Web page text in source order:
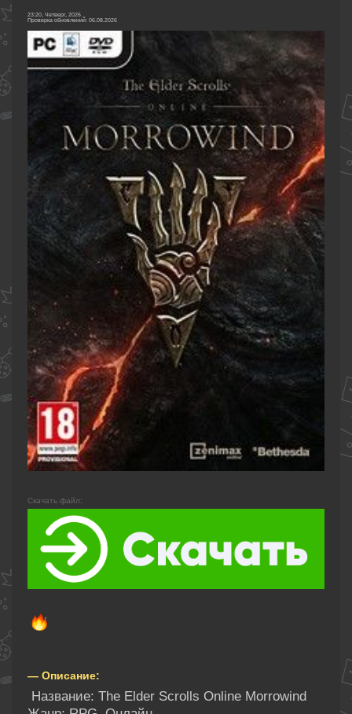
23:20, Четверг, 2026
Проверка обновлений: 06.08.2026
Скачать файл:
— Описание:
Название: The Elder Scrolls Online Morrowind